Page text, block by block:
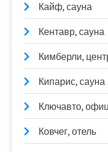
Кайф, сауна
Кентавр, сауна
Кимберли,
Кипарис, сауна
Ключавто,
Ковчег, отель